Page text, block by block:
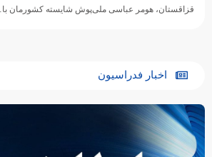
قزاقستان، هومر عباسی ملی‌پوش شایسته کشورمان
اخبار فدراسیون